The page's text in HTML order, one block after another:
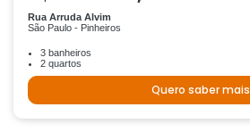
Rua Arruda Alvim
São Paulo - Pinheiros
3 banheiros
2 quartos
Quero saber mais